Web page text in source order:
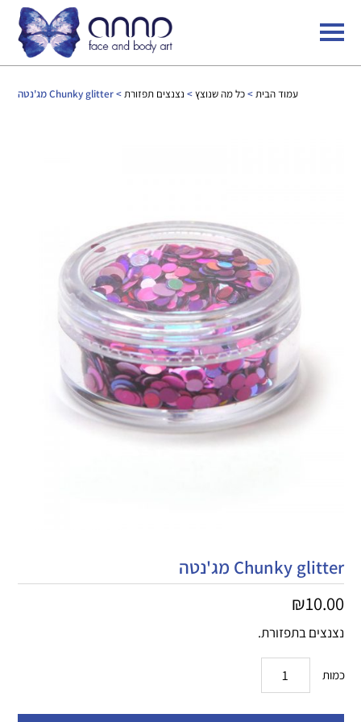
עמוד הבית>כל מה שנוצץ> נצנצים תפזורת> Chunky glitter מג'נטה
Chunky glitter מג'נטה
₪10.00
נצנצים בתפזורת.
כמות